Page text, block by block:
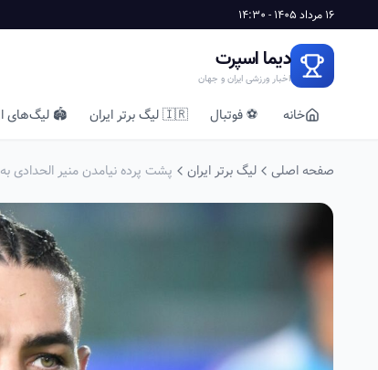
16 مرداد 1405 - 14:30
دیما اسپرت
اخبار ورزشی ایران و جهان
خانه ⚽ فوتبال 🇮🇷 لیگ برتر ایران 🏟️ لیگ‌های
صفحه اصلی لیگ برتر ایران پشت پرده نیامدن منیر الحدادی